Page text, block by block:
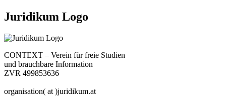
Juridikum Logo
CONTEXT – Verein für freie Studien
und brauchbare Information
ZVR 499853636
organisation( at )juridikum.at